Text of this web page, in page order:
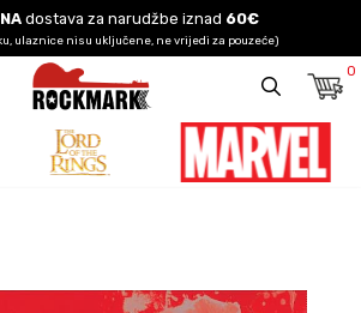
dostava za narudžbe iznad 60€
ulaznice nisu uključene, ne vrijedi za pouzeće)
0